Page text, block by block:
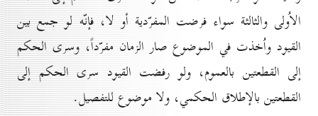
الاُولى والثالثة سواء فرضت المفرّدية أو لا، فإنّه لو جمع بين
القيود واُخذت في الموضوع صار الزمان مفرّداً، وسرى الحكم
إلى القطعتين بالعموم، ولو رفضت القيود سرى الحكم إلى
القطعتين بالإطلاق الحكمي، ولا موضوع للتفصيل.